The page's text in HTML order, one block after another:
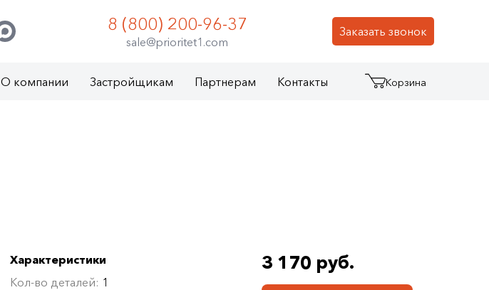
Заказать звонок
8 (800) 200-96-37
sale@prioritet1.com
О компании Застройщикам Партнерам Контакты Корзина
3 170 руб.
Характеристики
Кол-во деталей: 1